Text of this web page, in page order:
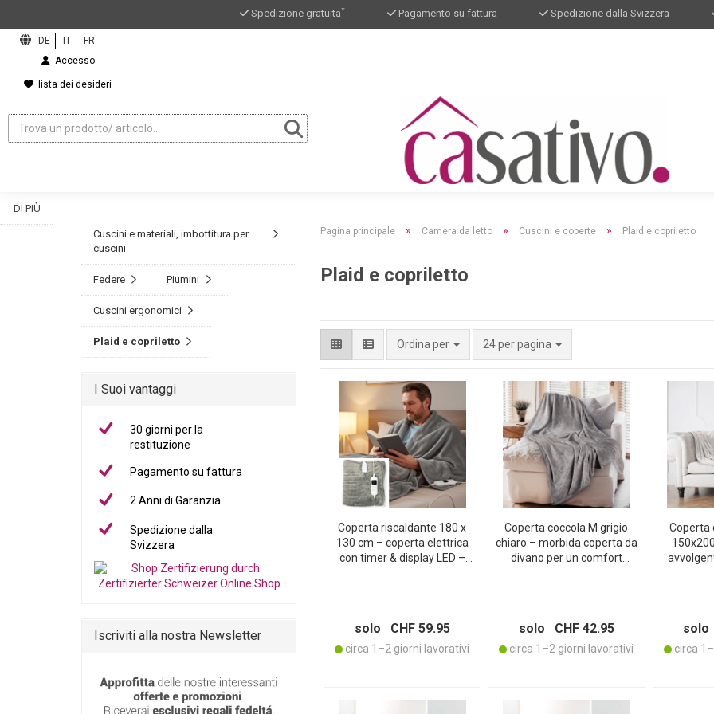
Spedizione gratuita* Pagamento su fattura Spedizione dalla Svizzera
Accesso
lista dei desideri
DI PIÙ
Pagina principale » Camera da letto » Cuscini e coperte » Plaid e copriletto
Plaid e copriletto
Ordina per 24 per pagina
Coperta riscaldante 180 x
130 cm – coperta elettrica
con timer & display LED –
solo CHF 59.95
circa 1–2 giorni lavorativi
Coperta coccola M grigio
chiaro – morbida coperta da
divano per un comfort
solo CHF 42.95
circa 1–2 giorni lavorativi
Coperta
solo
circa
Cuscini e materiali, imbottitura per
cuscini
Federe Piumini
Cuscini ergonomici
Plaid e copriletto
I Suoi vantaggi
30 giorni per la
restituzione
Pagamento su fattura
2 Anni di Garanzia
Spedizione dalla
Svizzera
Iscriviti alla nostra Newsletter